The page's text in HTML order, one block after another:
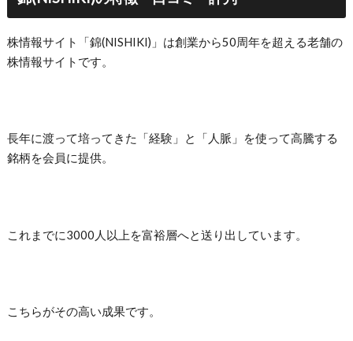
株情報サイト「錦(NISHIKI)」は創業から50周年を超える老舗の
株情報サイトです。
長年に渡って培ってきた「経験」と「人脈」を使って高騰する
銘柄を会員に提供。
これまでに3000人以上を富裕層へと送り出しています。
こちらがその高い成果です。